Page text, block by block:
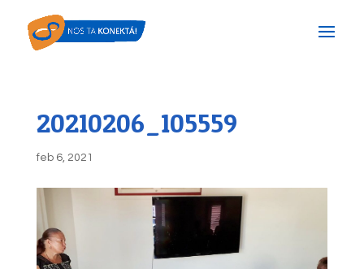
20210206_105559
feb 6, 2021